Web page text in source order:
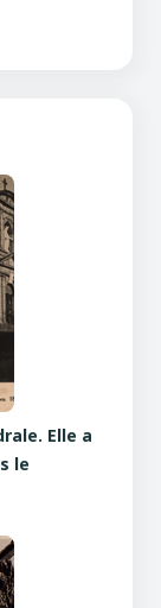
Elle a
le